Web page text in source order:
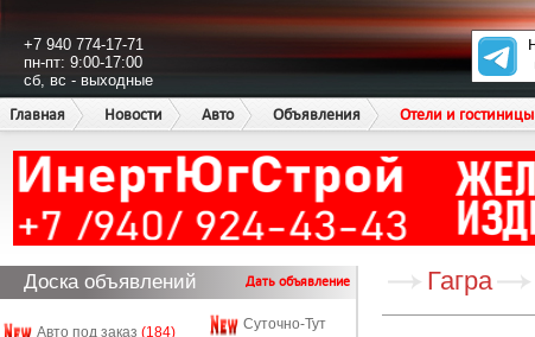
+7 940 774-17-71
пн-пт: 9:00-17:00
сб, вс - выходные
Главная
Новости Авто Объявления Отели и гостиницы
Доска объявлений Дать объявление
Авто под заказ (184)
Суточно-Тут
Гагра